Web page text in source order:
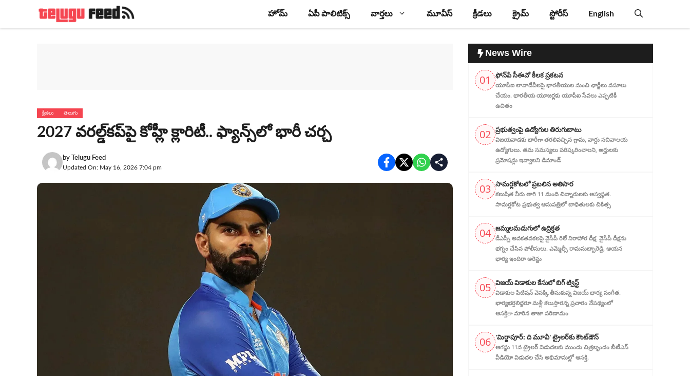
content
హోమ్ ఏపీ పాలిటిక్స్ వార్తలు మూవీస్ క్రీడలు క్రైమ్ స్టోరీస్ English
క్రీడలు తెలుగు
2027 వరల్డ్‌కప్‌పై కోహ్లీ క్లారిటీ.. ఫ్యాన్స్‌లో భారీ చర్చ
by Telugu Feed
Updated On: May 16, 2026 7:04 pm
News Wire
01 ఫోన్‌పే సీఈవో కీలక ప్రకటన
యూపీఐ లావాదేవీలపై భారతీయుల నుంచి ఛార్జీలు వసూలు
చేయం. భారతీయ యూజర్లకు యూపీఐ సేవలు ఎప్పటికీ
ఉచితం
02 ప్ర‌భుత్వంపై ఉద్యోగుల తిరుగుబాటు
విజయవాడకు భారీగా తరలివచ్చిన గ్రామ‌, వార్డు సచివాలయ
ఉద్యోగులు. తమ సమస్యలు పరిష్కరించాలని, అర్హుల‌కు
ప్రమోషన్లు ఇవ్వాలని డిమాండ్
03 సామర్లకోటలో ప్రబలిన అతిసార
కలుషిత నీరు తాగి 11 మంది చిన్నారులకు అస్వస్థత.
సామర్లకోట ప్రభుత్వ ఆసుపత్రిలో బాధితులకు చికిత్స
04 జ‌మ్మ‌ల‌మ‌డుగులో ఉద్రిక్త‌త‌
డీఎస్సీ అవ‌క‌త‌వ‌క‌ల‌పై వైసీపీ రిలే నిరాహార‌ దీక్ష‌. వైసీపీ దీక్ష‌ను
భ‌గ్నం చేసిన పోలీసులు. ఎమ్మెల్సీ రామసుబ్బారెడ్డి, ఆయ‌న‌
భార్య ఇందిరా అరెస్టు
05 విజ‌య్ విడాకుల కేసులో బిగ్ ట్విస్ట్‌
విడాకుల‌ పిటిషన్ వెన‌క్కి తీసుకున్న విజ‌య్ భార్య‌ సంగీత.
భార్య‌భ‌ర్త‌లిద్ద‌రూ మళ్లీ కలుస్తారన్న ప్రచారం నేపథ్యంలో
ఆస‌క్తిగా మారిన తాజా పరిణామం
06 'మిర్జాపూర్: ది మూవీ' ట్రైలర్‌కు కౌంట్‌డౌన్
ఆగస్టు 11న ట్రైలర్ విడుదలకు ముందు చిత్రబృందం బీటీఎస్
వీడియో విడుదల చేసి అభిమానుల్లో ఆసక్తి.